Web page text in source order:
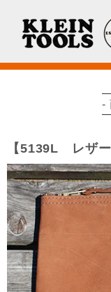
-
【5139L レザー